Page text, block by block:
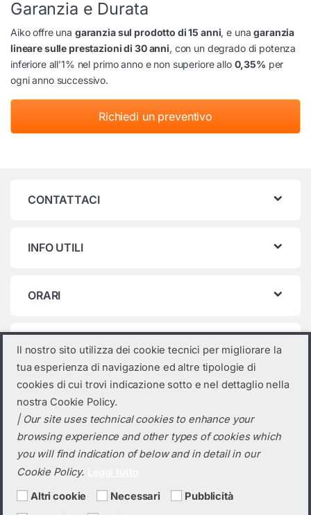
Garanzia e Durata
Aiko offre una garanzia sul prodotto di 15 anni, e unagaranzia
lineare sulle prestazioni di 30 anni, con un degrado di potenza
inferiore all’1% nel primo anno e non superiore allo 0,35% per
ogni anno successivo.
Richiedi un preventivo
CONTATTACI
INFO UTILI
ORARI
Categorie prodotto
Seleziona una categoria
Il nostro sito utilizza dei cookie tecnici per migliorare la
tua esperienza di navigazione ed altre tipologie di
cookies di cui trovi indicazione sotto e nel dettaglio nella
nostra Cookie Policy.
| Our site uses technical cookies to enhance your
browsing experience and other types of cookies which
you will find indication of below and in detail in our
Cookie Policy.
Altri cookie Necessari
Pubblicità